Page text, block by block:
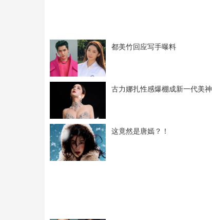
都美竹回应写手曝料
古力娜扎性感爆棚成新一代美神
这竟然是唐嫣？！